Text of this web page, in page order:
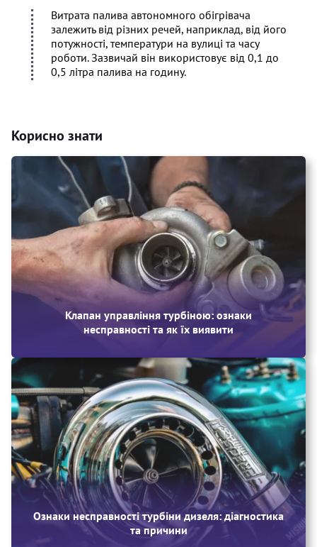
Витрата палива автономного обігрівача
залежить від різних речей, наприклад, від його
потужності, температури на вулиці та часу
роботи. Зазвичай він використовує від 0,1 до
0,5 літра палива на годину.
Корисно знати
Клапан управління турбіною: ознаки
несправності та як їх виявити
Ознаки несправності турбіни дизеля: діагностика
та причини